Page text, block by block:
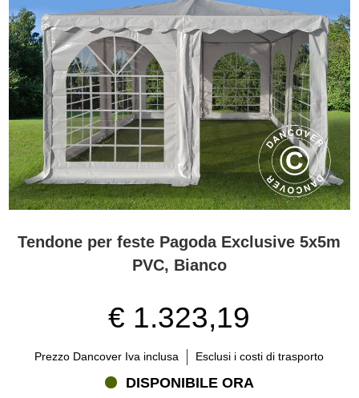
Tendone per feste Pagoda Exclusive 5x5m
PVC, Bianco
€ 1.323,19
Prezzo Dancover Iva inclusa Esclusi i costi di trasporto
DISPONIBILE ORA